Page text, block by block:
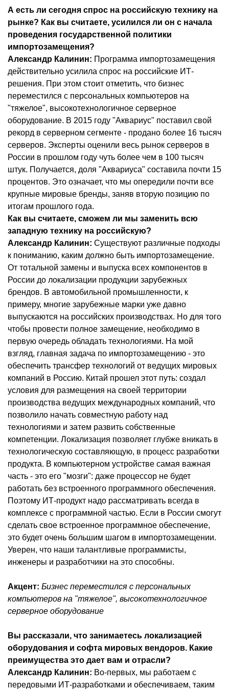
А есть ли сегодня спрос на российскую технику на
рынке? Как вы считаете, усилился ли он с начала
проведения государственной политики
импортозамещения?
Александр Калинин: Программа импортозамещения
действительно усилила спрос на российские ИТ-
решения. При этом стоит отметить, что бизнес
переместился с персональных компьютеров на
"тяжелое", высокотехнологичное серверное
оборудование. В 2015 году "Аквариус" поставил свой
рекорд в серверном сегменте - продано более 16 тысяч
серверов. Эксперты оценили весь рынок серверов в
России в прошлом году чуть более чем в 100 тысяч
штук. Получается, доля "Аквариуса" составила почти 15
процентов. Это означает, что мы опередили почти все
крупные мировые бренды, заняв вторую позицию по
итогам прошлого года.
Как вы считаете, сможем ли мы заменить всю
западную технику на российскую?
Александр Калинин: Существуют различные подходы
к пониманию, каким должно быть импортозамещение.
От тотальной замены и выпуска всех компонентов в
России до локализации продукции зарубежных
брендов. В автомобильной промышленности, к
примеру, многие зарубежные марки уже давно
выпускаются на российских производствах. Но для того
чтобы провести полное замещение, необходимо в
первую очередь обладать технологиями. На мой
взгляд, главная задача по импортозамещению - это
обеспечить трансфер технологий от ведущих мировых
компаний в Россию. Китай прошел этот путь: создал
условия для размещения на своей территории
производства ведущих международных компаний, что
позволило начать совместную работу над
технологиями и затем развить собственные
компетенции. Локализация позволяет глубже вникать в
технологическую составляющую, в процесс разработки
продукта. В компьютерном устройстве самая важная
часть - это его "мозги": даже процессор не будет
работать без встроенного программного обеспечения.
Поэтому ИТ-продукт надо рассматривать всегда в
комплексе с программной частью. Если в России смогут
сделать свое встроенное программное обеспечение,
это будет очень большим шагом в импортозамещении.
Уверен, что наши талантливые программисты,
инженеры и разработчики на это способны.
Акцент: Бизнес переместился с персональных
компьютеров на "тяжелое", высокотехнологичное
серверное оборудование
Вы рассказали, что занимаетесь локализацией
оборудования и софта мировых вендоров. Какие
преимущества это дает вам и отрасли?
Александр Калинин: Во-первых, мы работаем с
передовыми ИТ-разработками и обеспечиваем, таким